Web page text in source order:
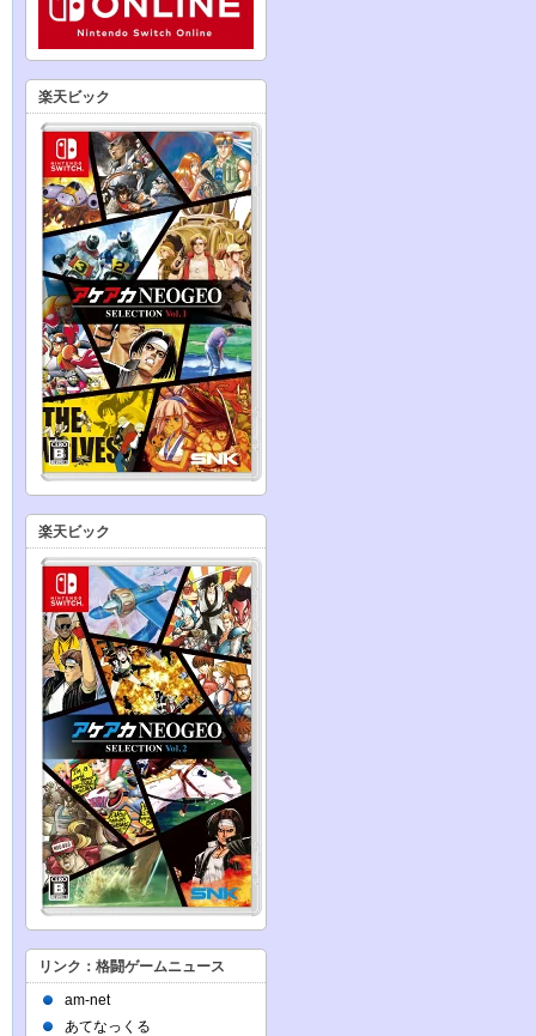
楽天ビック
楽天ビック
リンク：格闘ゲームニュース
am-net
あてなっくる